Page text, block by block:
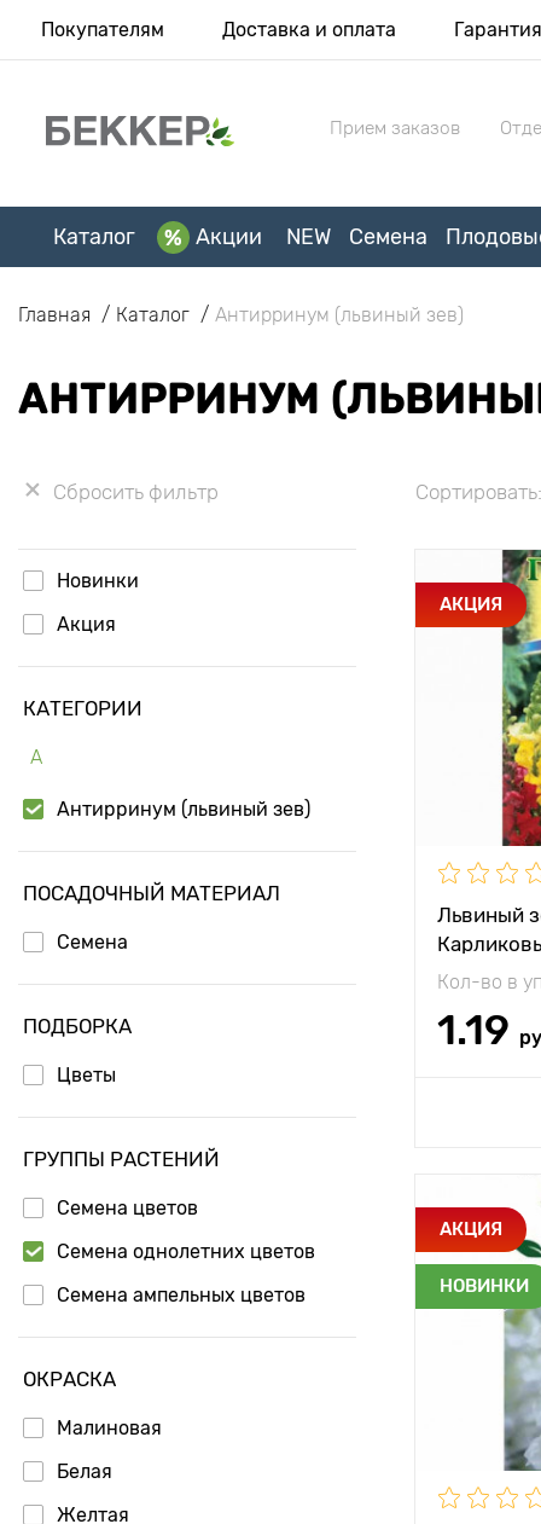
Покупателям Доставка и оплата Гарантия
Прием заказов
Каталог Акции NEW Семена
Главная Каталог Антирринум (львиный зев)
АНТИРРИНУМ
Сбросить фильтр
Новинки
Акция
КАТЕГОРИИ
А
Антирринум (львиный зев)
ПОСАДОЧНЫЙ МАТЕРИАЛ
Семена
ПОДБОРКА
Цветы
ГРУППЫ РАСТЕНИЙ
Семена цветов
Семена однолетних цветов
Семена ампельных цветов
ОКРАСКА
Малиновая
Белая
Желтая
Сортировать:
АКЦИЯ
Львиный
Гавриш
Кол-во в
1.19
Особенности
Высота
Растояние
растениями
АКЦИЯ
НОВИНКИ
Особенности
Высота
Растояние
растениями